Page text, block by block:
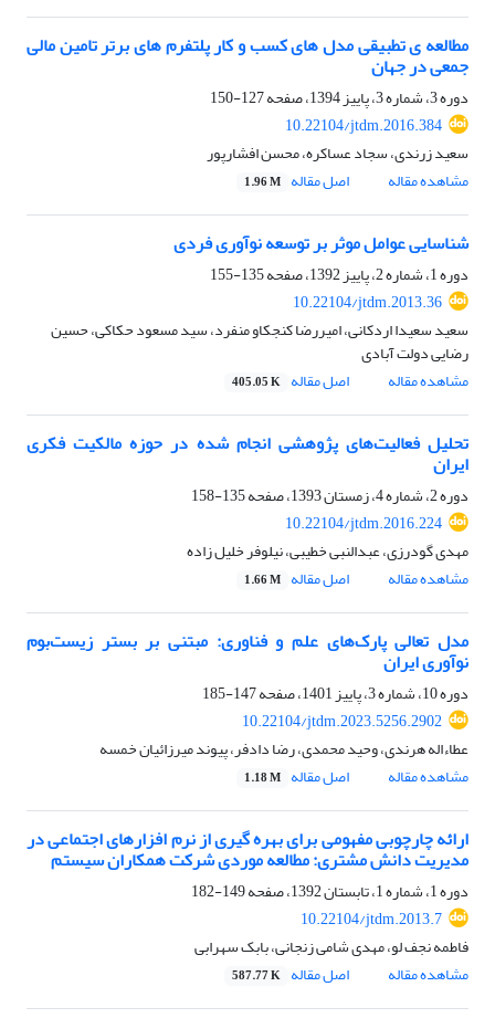
مطالعه ی تطبیقی مدل های کسب و کار پلتفرم های برتر تامین مالی
جمعی در جهان
دوره 3، شماره 3، پاییز 1394، صفحه
127-150
10.22104/jtdm.2016.384
سعید زرندی، سجاد عساکره، محسن افشارپور
مشاهده مقاله
اصل مقاله 1.96 M
شناسایی عوامل موثر بر توسعه نوآوری فردی
دوره 1، شماره 2، پاییز 1392، صفحه
135-155
10.22104/jtdm.2013.36
سعید سعیدا اردکانی، امیررضا کنجکاو منفرد، سید مسعود حکاکی، حسین
رضایی دولت آبادی
مشاهده مقاله
اصل مقاله 405.05 K
تحلیل فعالیت‌های پژوهشی انجام شده در حوزه مالکیت فکری
ایران
دوره 2، شماره 4، زمستان 1393، صفحه
135-158
10.22104/jtdm.2016.224
مهدی گودرزی، عبدالنبی خطیبی، نیلوفر خلیل زاده
مشاهده مقاله
اصل مقاله 1.66 M
مدل تعالی پارک‌های علم و فناوری: مبتنی بر بستر زیست‌بوم
نوآوری ایران
دوره 10، شماره 3، پاییز 1401، صفحه
147-185
10.22104/jtdm.2023.5256.2902
عطاءاله هرندی، وحید محمدی، رضا دادفر، پیوند میرزائیان خمسه
مشاهده مقاله
اصل مقاله 1.18 M
ارائه چارچوبی مفهومی برای بهره گیری از نرم افزارهای اجتماعی در
مدیریت دانش مشتری: مطالعه موردی شرکت همکاران سیستم
دوره 1، شماره 1، تابستان 1392، صفحه
149-182
10.22104/jtdm.2013.7
فاطمه نجف لو، مهدی شامی زنجانی، بابک سهرابی
مشاهده مقاله
اصل مقاله 587.77 K